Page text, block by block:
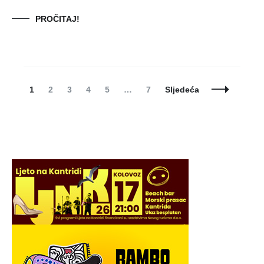
PROČITAJ!
Posts
Page
1 Page
2 Page
3 Page
4 Page
5 … Page
7 Sljedeća